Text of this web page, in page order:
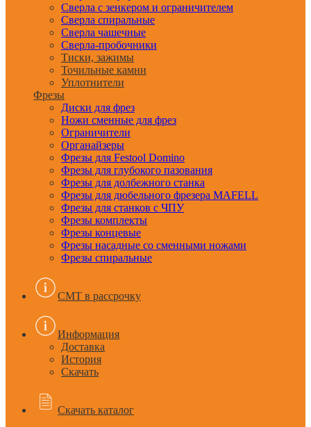
Сверла с зенкером и ограничителем
Сверла спиральные
Сверла чашечные
Сверла-пробочники
Тиски, зажимы
Точильные камни
Уплотнители
Фрезы
Диски для фрез
Ножи сменные для фрез
Ограничители
Органайзеры
Фрезы для Festool Domino
Фрезы для глубокого пазования
Фрезы для долбежного станка
Фрезы для дюбельного фрезера MAFELL
Фрезы для станков с ЧПУ
Фрезы комплекты
Фрезы концевые
Фрезы насадные со сменными ножами
Фрезы спиральные
CMT в рассрочку
Информация
Доставка
История
Скачать
Скачать каталог